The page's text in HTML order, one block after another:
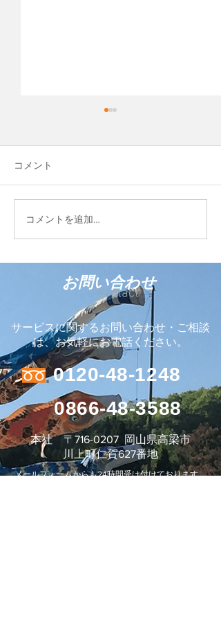
FIELD STYLE TOKYO
2026に参加しています
コメント
コメントを追加…
お問い合わせ
Contact
サービスに関するお問い合わせ・ご相談
は、お気軽にお電話ください。
0120-48-1248
0866-48-3588
本社 〒716-0207 岡山県高梁市
川上町仁賀627番地
メールフォームからも24時間受け付けております。